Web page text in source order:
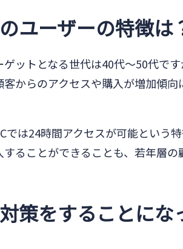
ユーザーの特徴は
ゲットとなる世代は40代〜50代で
客からのアクセスや購入が増加傾
では24時間アクセスが可能という
することができることも、若年層の
策をすることにな